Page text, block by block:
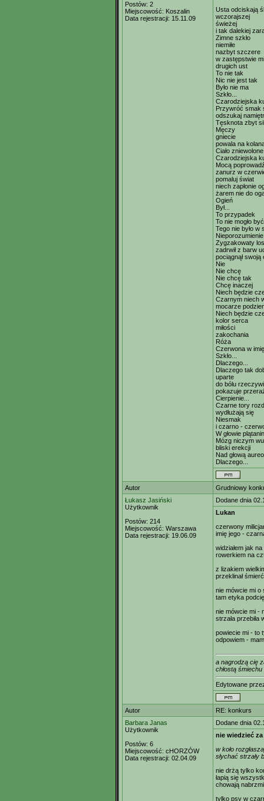
Postów: 2
Miejscowość: Koszalin
Data rejestracji: 15.11.09
Usta odciskają
wczorajszej
świeżej
i tak dalekiej
Zimne szkło
niemiłe
nazbyt szczere
w zastępstwie
drugich ust
To nie tak
Nic nie jest tak
Było nie ma
Szkło...
Czarodziejska
Przywróć smak
odszukaj
Tęsknota zbyt
Męczy
gniecie
powala na
Ciało zniewolone
Czarodziejska
Mocą
zanurz w
pomaluj świat
niech zapłonie
żarem nie do
Ogień
Był...
To przypadek
To nie mogło
Tego nie było
Nieporozumienie
Zygzakowaty los
zadrwił z barw
pociągnął swoją
Nie
Nie chcę
Nie chcę tak
Chcę inaczej
Niech będzie
Czarnym niech
mocarze
Niech będzie
kolor serca
miłości
zakochania
Róża
Czerwona w
Szkło...
Dlaczego...
Dlaczego tak
uparte
do bólu
pokazuje
Cierpienie...
Czarne tory
wydłużają się
Niesmak
i czarno -
W głowie
Mózg niczym
bliski erekcji
Nad głową
Dlaczego...
Autor
Grudniowy
Łukasz Jasiński
Użytkownik
Postów: 214
Miejscowość: Warszawa
Data rejestracji: 19.06.09
Dodane dnia
Lukan
czerwony
imię jego -
widziałem jak
rowerkiem na
z lizakiem
przeklinał
nie mówcie mi o
tam etyka
nie mówcie mi -
strzała przebiła
powiecie mi - to
odpowiem -
a nagrodzą cię
chłostą
Edytowane
Autor
RE: konkurs
Barbara Janas
Użytkownik
Postów: 6
Miejscowość: cHORZÓW
Data rejestracji: 02.04.09
Dodane dnia
nie wiedzieć
w koło
słychać strzały
nie drżą tylko
łapią się
chowają
tylko psy w